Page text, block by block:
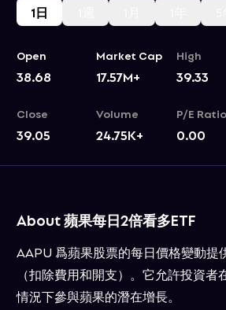
1日
Open
38.68
Market Cap
17.57M+
High
39.33
Close
39.05
Volume
24.75K+
P/E Ratio
0.00
About 蘋果每日2倍看多ETF
AAPU 爲蘋果股票的每日價格變動提
（扣除費用和開支）。它允許投資
情況下參與蘋果的潛在增長。